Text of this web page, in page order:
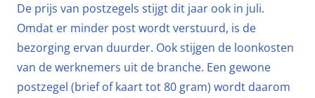
De prijs van postzegels stijgt dit jaar ook in juli.
Omdat er minder post wordt verstuurd, is de
bezorging ervan duurder. Ook stijgen de loonkosten
van de werknemers uit de branche. Een gewone
postzegel (brief of kaart tot 80 gram) wordt daarom